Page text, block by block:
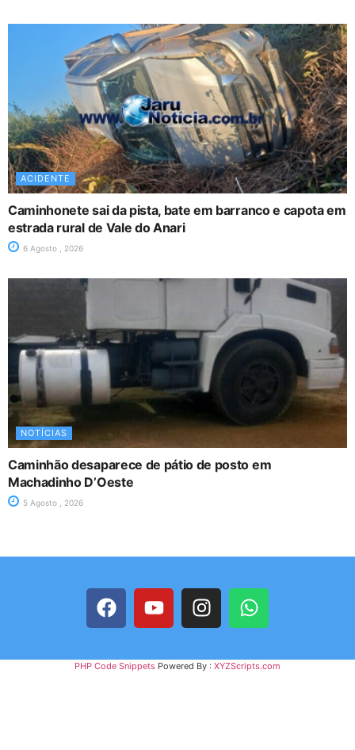
ACIDENTE
Caminhonete sai da pista, bate em barranco e capota em
estrada rural de Vale do Anari
6 Agosto , 2026
NOTÍCIAS
Caminhão desaparece de pátio de posto em
Machadinho D’Oeste
5 Agosto , 2026
PHP Code Snippets Powered By : XYZScripts.com